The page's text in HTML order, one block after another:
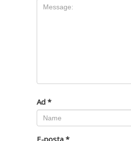
Ad *
E-posta *